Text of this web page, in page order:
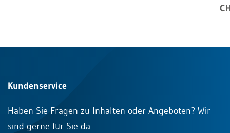
Kundenservice
Haben Sie Fragen zu Inhalten oder Angeboten? Wir
sind gerne für Sie da.